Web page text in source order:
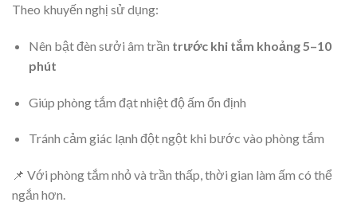
Theo khuyến nghị sử dụng:
Nên bật đèn sưởi âm trần trước khi tắm khoảng 5–10
phút
Giúp phòng tắm đạt nhiệt độ ấm ổn định
Tránh cảm giác lạnh đột ngột khi bước vào phòng tắm
📌 Với phòng tắm nhỏ và trần thấp, thời gian làm ấm có thể
ngắn hơn.